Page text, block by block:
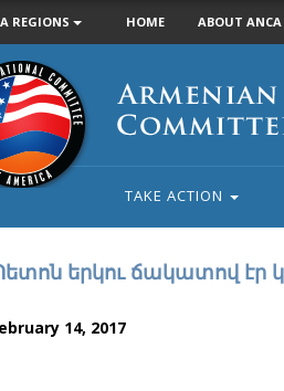
REGIONS HOME ABOUT ANCA
TAKE ACTION
երկու ճակատով էր
14, 2017